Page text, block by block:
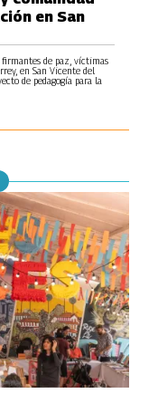
en San
de paz, víctimas
en San Vicente del
de pedagogía para la